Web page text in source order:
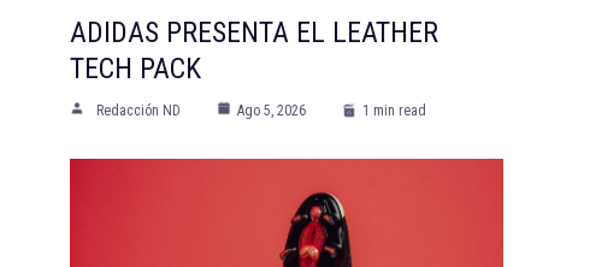
ADIDAS PRESENTA EL LEATHER
TECH PACK
Redacción ND Ago 5, 2026 1 min read